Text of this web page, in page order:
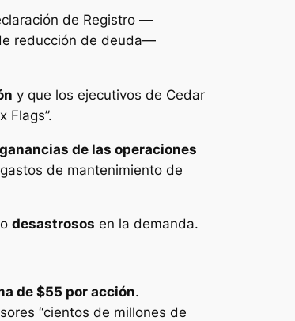
de Registro —
reducción de deuda—
y que los ejecutivos de Cedar
Flags”.
de las operaciones
de mantenimiento de
desastrosos en la demanda.
de $55 por acción.
“cientos de millones de